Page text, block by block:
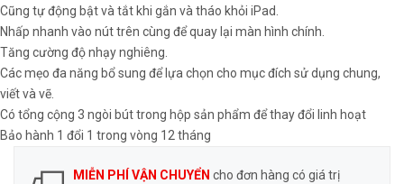
Cũng tự động bật và tắt khi gắn và tháo khỏi iPad.
Nhấp nhanh vào nút trên cùng để quay lại màn hình chính.
Tăng cường độ nhạy nghiêng.
Các mẹo đa năng bổ sung để lựa chọn cho mục đích sử dụng chung,
viết và vẽ.
Có tổng cộng 3 ngòi bút trong hộp sản phẩm để thay đổi linh hoạt
Bảo hành 1 đổi 1 trong vòng 12 tháng
MIỄN PHÍ VẬN CHUYỂN cho đơn hàng có giá trị